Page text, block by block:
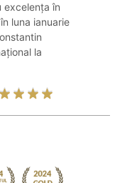
excelența în
luna ianuarie
la